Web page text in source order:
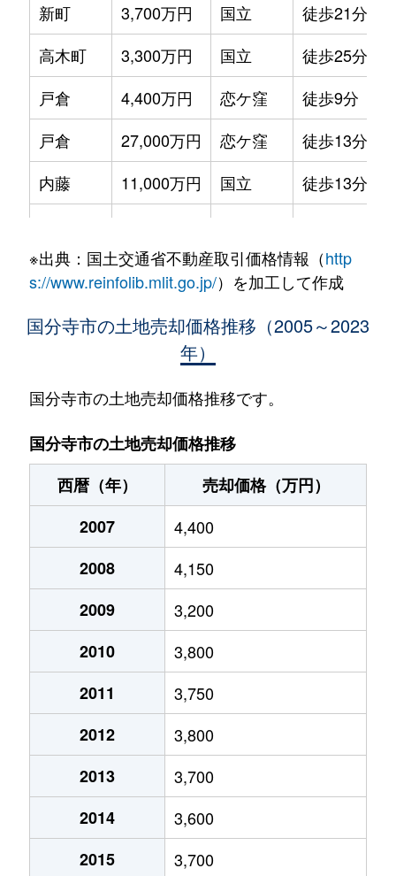
新町
3,700万円 国立 徒歩21分
高木町
3,300万円 国立 徒歩25分
戸倉
4,400万円 恋ケ窪 徒歩9分
戸倉
27,000万円 恋ケ窪 徒歩13分
内藤
11,000万円 国立 徒歩13分
西恋ケ窪
20,000万円 西国分寺 徒歩9分
2,800万円
西町
5,300万円 国立
西町
4,400万円 国立
西元町
6,400万円 国分寺 徒歩19分
西元町
17,000万円
東恋ケ窪
1,600万円
東恋ケ窪
3,200万円
東恋ケ窪
3,600万円
東恋ケ窪
5,600万円
東戸倉
3,000万円
東戸倉
3,000万円
東戸倉
9,300万円
東戸倉
3,100万円
※出典：国土交通省不動産取引価格情報（http
s://www.reinfolib.mlit.go.jp/）を加工して作成
国分寺市の土地売却価格推移（2005～2023
年）
国分寺市の土地売却価格推移です。
国分寺市の土地売却価格推移
西暦（年）
売却価格（万円）
2007
4,400
2008
4,150
2009
3,200
2010
3,800
2011
3,750
2012
3,800
2013
3,700
2014
3,600
2015
3,700